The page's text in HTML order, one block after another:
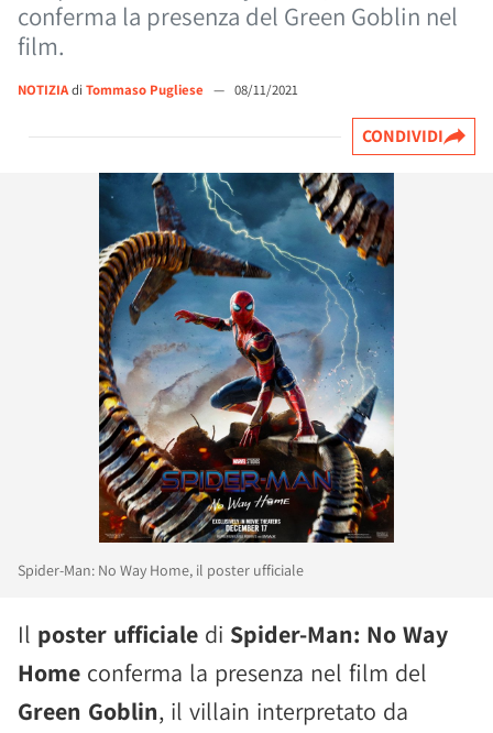
conferma la presenza del Green Goblin nel
film.
NOTIZIAdi Tommaso Pugliese — 08/11/2021
CONDIVIDI
Spider-Man: No Way Home, il poster ufficiale
Il poster ufficiale di Spider-Man: No Way
Home conferma la presenza nel film del
Green Goblin, il villain interpretato da